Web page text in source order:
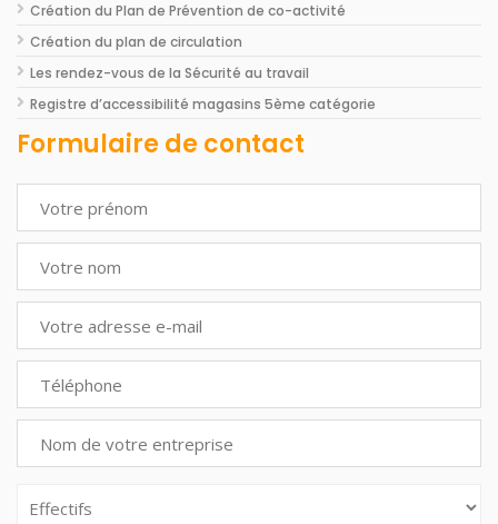
Création du Plan de Prévention de co-activité
Création du plan de circulation
Les rendez-vous de la Sécurité au travail
Registre d’accessibilité magasins 5ème catégorie
Formulaire de contact